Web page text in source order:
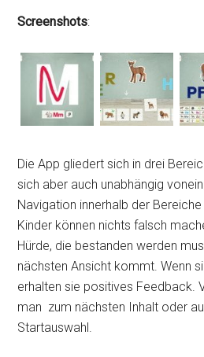
Screenshots:
Die App gliedert sich in drei
sich aber auch unabhängig
Navigation innerhalb der
Kinder können nichts falsch
Hürde, die bestanden werden
nächsten Ansicht kommt. Wenn
erhalten sie positives Feedback.
man zum nächsten Inhalt oder
Startauswahl.